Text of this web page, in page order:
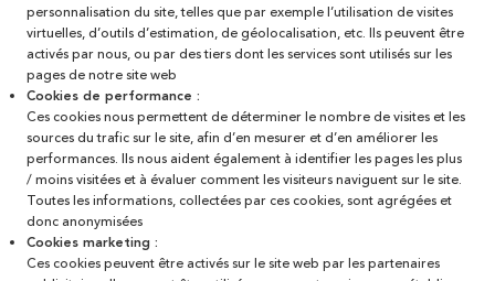
personnalisation du site, telles que par exemple l’utilisation de visites
virtuelles, d’outils d’estimation, de géolocalisation, etc. Ils peuvent être
activés par nous, ou par des tiers dont les services sont utilisés sur les
pages de notre site web
Cookies de performance :
Ces cookies nous permettent de déterminer le nombre de visites et les
sources du trafic sur le site, afin d’en mesurer et d’en améliorer les
performances. Ils nous aident également à identifier les pages les plus
/ moins visitées et à évaluer comment les visiteurs naviguent sur le site.
Toutes les informations, collectées par ces cookies, sont agrégées et
donc anonymisées
Cookies marketing :
Ces cookies peuvent être activés sur le site web par les partenaires